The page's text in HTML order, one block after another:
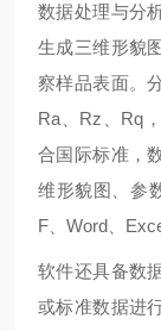
数据处理与分
生成三维形貌
察样品表面。
Ra、Rz、Rq
合国际标准，
维形貌图、参
F、Word、
软件还具备数
或标准数据进